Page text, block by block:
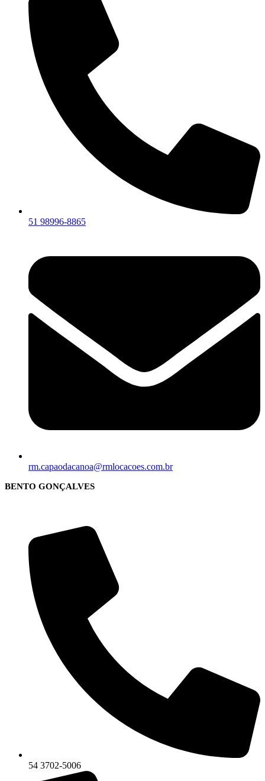
51 98996-8865
rm.capaodacanoa@rmlocacoes.com.br
BENTO GONÇALVES
54 3702-5006